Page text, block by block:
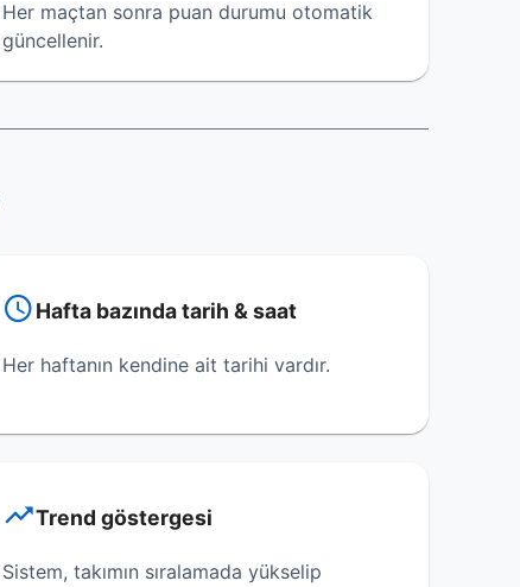
Her maçtan sonra puan durumu otomatik
güncellenir.
Hafta bazında tarih & saat
Her haftanın kendine ait tarihi vardır.
Trend göstergesi
Sistem, takımın sıralamada yükselip